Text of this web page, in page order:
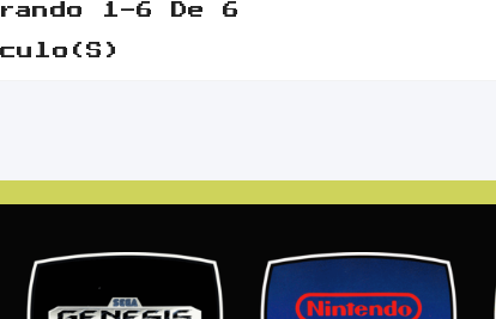
1-6 De 6